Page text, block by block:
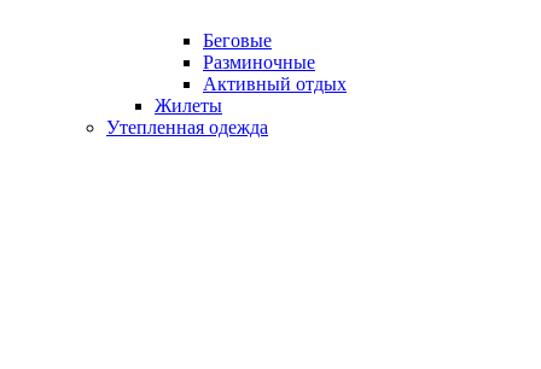
Беговые
Разминочные
Активный отдых
Жилеты
Утепленная одежда